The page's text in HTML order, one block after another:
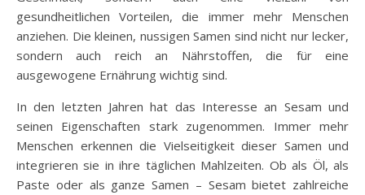
gesundheitlichen Vorteilen, die immer mehr Menschen
anziehen. Die kleinen, nussigen Samen sind nicht nur lecker,
sondern auch reich an Nährstoffen, die für eine
ausgewogene Ernährung wichtig sind.
In den letzten Jahren hat das Interesse an Sesam und
seinen Eigenschaften stark zugenommen. Immer mehr
Menschen erkennen die Vielseitigkeit dieser Samen und
integrieren sie in ihre täglichen Mahlzeiten. Ob als Öl, als
Paste oder als ganze Samen – Sesam bietet zahlreiche